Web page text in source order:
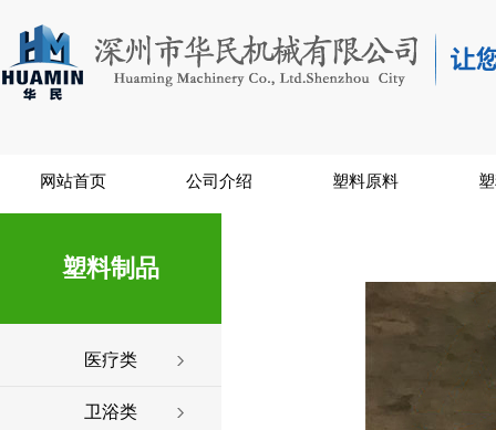
网站首页 公司介绍 塑料原料
塑料制品
医疗类
卫浴类